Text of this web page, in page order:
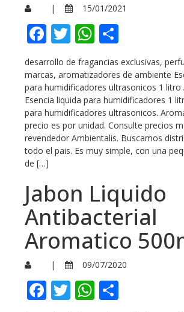
| 15/01/2021
Facebook
TwitterWhatsApp
desarrollo de fragancias exclusivas,
marcas, aromatizadores de ambiente
para humidificadores ultrasonicos 1 litro
Esencia liquida para humidificadores 1
para humidificadores ultrasonicos.
precio es por unidad. Consulte precios
revendedor Ambientalis. Buscamos
todo el pais. Es muy simple, con una
de […]
Jabon Liquido
Antibacterial
Aromatico
| 09/07/2020
Facebook
TwitterWhatsApp